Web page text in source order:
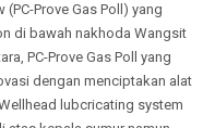
Prove Gas Poll) yang
di bawah nakhoda Wangsit
PC-Prove Gas Poll yang
dengan menciptakan alat
lubcricating system